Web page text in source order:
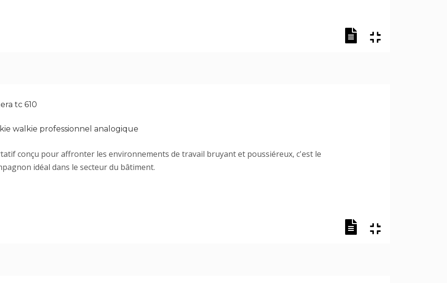
tc 610
walkie professionnel analogique
conçu pour affronter les environnements de travail bruyant et poussiéreux, c'est le
idéal dans le secteur du bâtiment.